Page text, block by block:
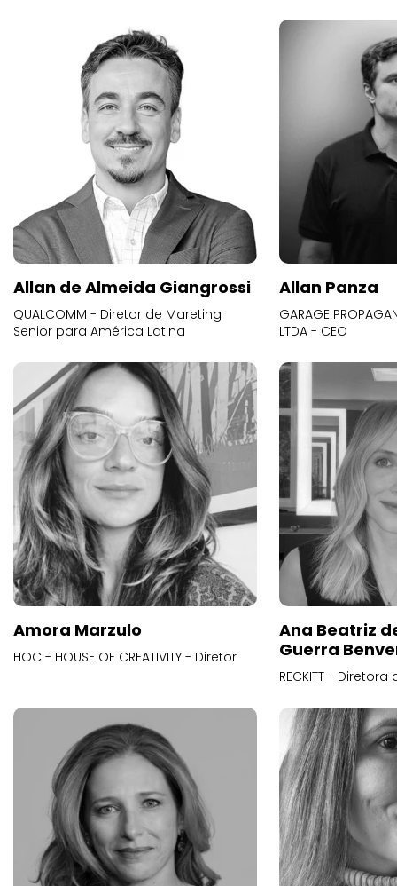
Allan de Almeida Giangrossi
QUALCOMM - Diretor de Mareting
Senior para América Latina
Allan Panza
GARAGE
LTDA - CEO
Amora Marzulo
HOC - HOUSE OF CREATIVITY - Diretor
Ana Beatriz
Guerra
RECKITT -